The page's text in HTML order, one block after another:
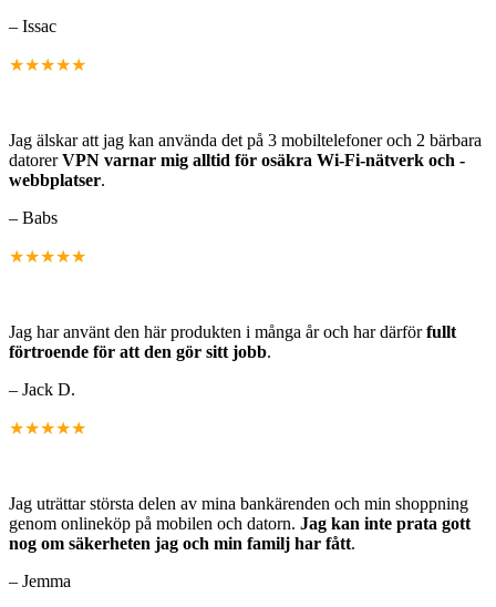
– Issac
★★★★★
Jag älskar att jag kan använda det på 3 mobiltelefoner och 2 bärbara
datorerVPN varnar mig alltid för osäkra Wi-Fi-nätverk och -
webbplatser.
– Babs
★★★★★
Jag har använt den här produkten i många år och har därförfullt
förtroende för att den gör sitt jobb.
– Jack D.
★★★★★
Jag uträttar största delen av mina bankärenden och min shoppning
genom onlineköp på mobilen och datorn. Jag kan inte prata gott
nog om säkerheten jag och min familj har fått.
– Jemma